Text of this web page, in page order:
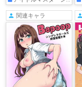
関連キャラ